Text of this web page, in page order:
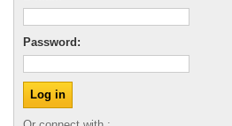
Password: